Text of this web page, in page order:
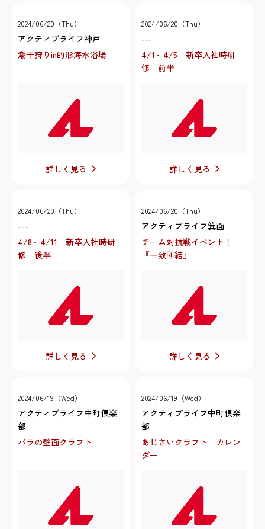
2024/06/20（Thu）
アクティブライフ神戸
潮干狩りin的形海水浴場
詳しく見る
2024/06/20（Thu）
---
4/1～4/5 新卒入社時研
修 前半
詳しく見る
2024/06/20（Thu）
---
4/8～4/11 新卒入社時研
修 後半
詳しく見る
2024/06/20（Thu）
アクティブライフ箕面
チーム対抗戦イベント！
『一致団結』
詳しく見る
2024/06/19（Wed）
アクティブライフ中町倶楽
部
バラの壁面クラフト
2024/06/19（Wed）
アクティブライフ中町倶楽
部
あじさいクラフト カレン
ダー